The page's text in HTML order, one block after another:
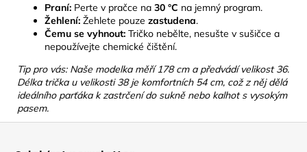
Praní: Perte v pračce na 30 °C na jemný program.
Žehlení: Žehlete pouze zastudena.
Čemu se vyhnout: Tričko nebělte, nesušte v sušičce a
nepoužívejte chemické čištění.
Tip pro vás: Naše modelka měří 178 cm a předvádí velikost 36.
Délka trička u velikosti 38 je komfortních 54 cm, což z něj dělá
ideálního parťáka k zastrčení do sukně nebo kalhot s vysokým
pasem.